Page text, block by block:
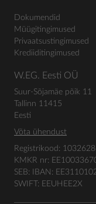
Dokumendid
Müügitingimused
Privaatsustingimused
Krediiditingimused
W.EG. Eesti OÜ
Suur-Sõjamäe põik 11
Tallinn 11415
Eesti
Võta ühendust
Registrikood:
KMKR nr:
SEB: IBAN:
SWIFT: EEUHEE2X